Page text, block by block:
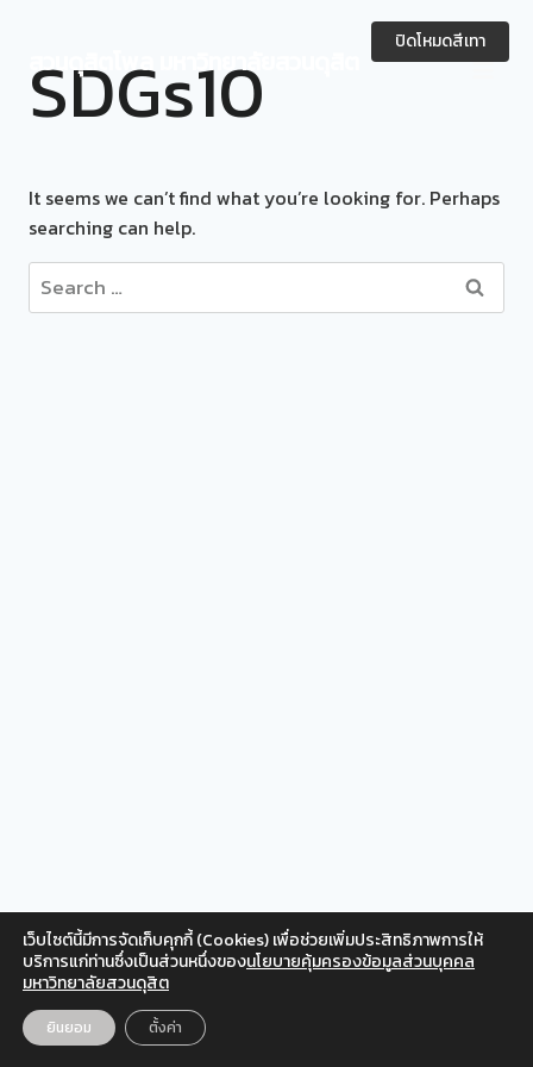
contentสวนดุสิตโพล มหาวิทยาลัยสวนดุสิต
SDGs10
It seems we can’t find what you’re looking for. Perhaps
searching can help.
Search
for:
Facebook Twitter Instagram
YouTube
สำหรับเจ้าหน้าที่
© 2026 สวนดุสิตโพล มหาวิทยาลัยสวนดุสิต
เว็บไซต์นี้มีการจัดเก็บคุกกี้ (Cookies) เพื่อช่วยเพิ่มประสิทธิภาพการให้
บริการแก่ท่านซึ่งเป็นส่วนหนึ่งของนโยบายคุ้มครองข้อมูลส่วนบุคคล
มหาวิทยาลัยสวนดุสิต
ยินยอม ตั้งค่า
ปิดโหมดสีเทา